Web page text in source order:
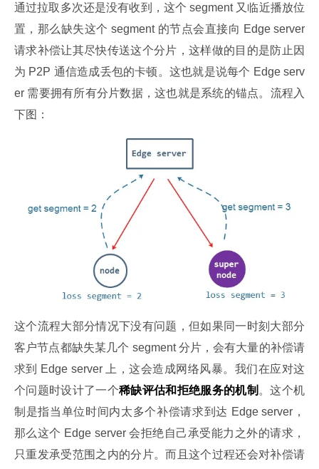
通过拉取多次还是没有收到，这个 segment 又临近播放位
置，那么缺失这个 segment 的节点会直接向 Edge server
请求补偿让其尽快传送这个分片，这样做的目的是防止因
为 P2P 通信造成丢包的卡顿。这也就是说每个 Edge serv
er 需要拥有所有分片数据，这也就是系统的锚点。流程入
下图：
这个流程大部分情况下没有问题，但如果同一时刻大部分
客户节点都缺失某几个 segment 分片，会有大量的补偿请
求到 Edge server 上，这会造成网络风暴。我们在应对这
个问题时设计了一个稀缺评估和拒绝服务的机制 。这个机
制是指当单位时间内太多个补偿请求到达 Edge server，
那么这个 Edge server 会拒绝自己承受能力之外的请求，
只重发承受范围之内的分片。而且这个过程还会对补偿请